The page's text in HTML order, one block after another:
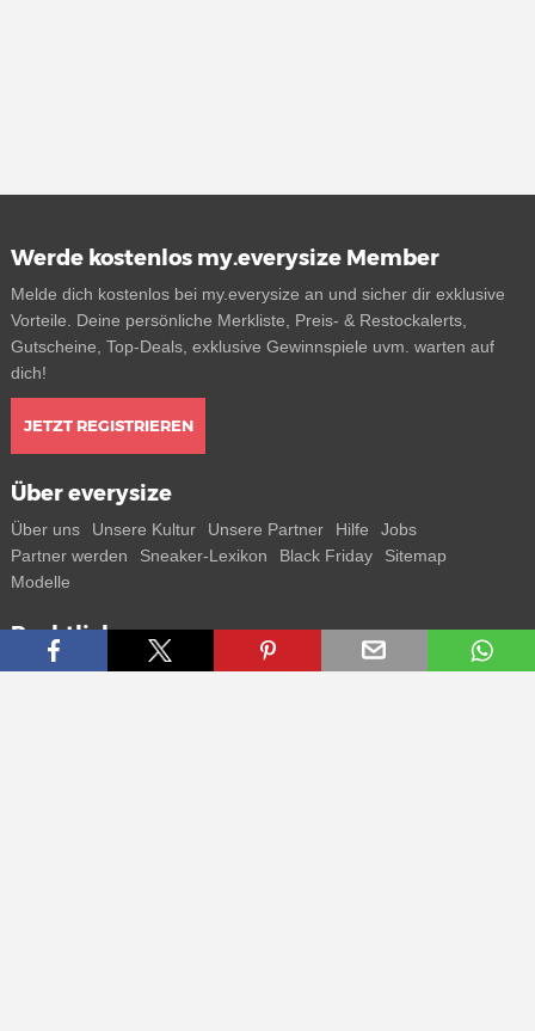
Werde kostenlos my.everysize Member
Melde dich kostenlos bei my.everysize an und sicher dir exklusive
Vorteile. Deine persönliche Merkliste, Preis- & Restockalerts,
Gutscheine, Top-Deals, exklusive Gewinnspiele uvm. warten auf
dich!
JETZT REGISTRIEREN
Über everysize
Über uns Unsere Kultur Unsere Partner Hilfe
Jobs
Partner werden
Sneaker-Lexikon Black Friday
Sitemap
Modelle
Rechtliches
AGB Datenschutz Impressum Kontakt